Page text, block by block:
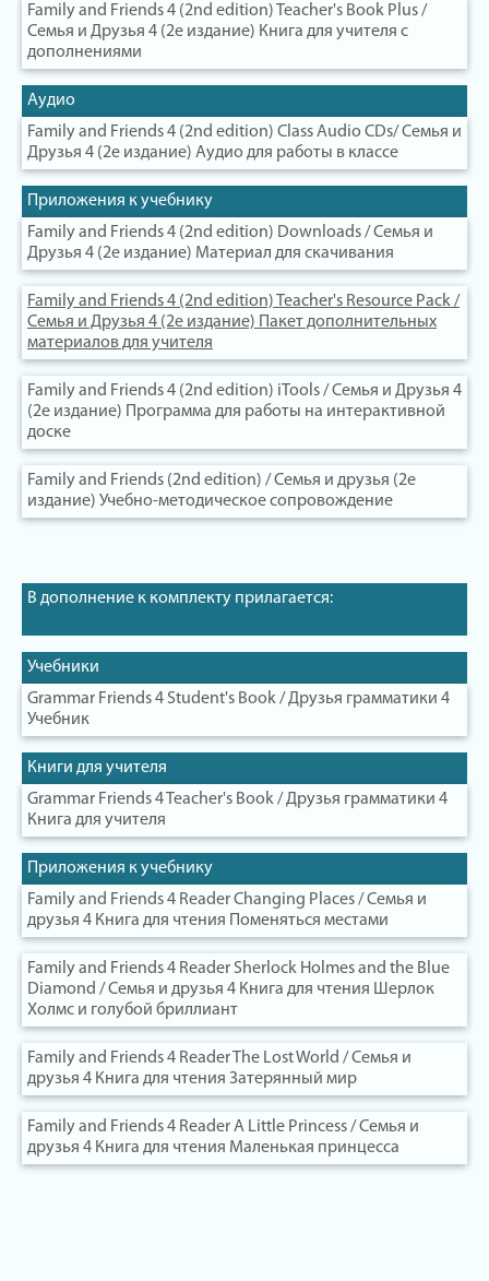
Family and Friends 4 (2nd edition) Teacher's Book Plus /
Семья и Друзья 4 (2е издание) Книга для учителя с
дополнениями
Аудио
Family and Friends 4 (2nd edition) Class Audio CDs/ Семья и
Друзья 4 (2е издание) Аудио для работы в классе
Приложения к учебнику
Family and Friends 4 (2nd edition) Downloads / Семья и
Друзья 4 (2е издание) Материал для скачивания
Family and Friends 4 (2nd edition) Teacher's Resource Pack /
Семья и Друзья 4 (2е издание) Пакет дополнительных
материалов для учителя
Family and Friends 4 (2nd edition) iTools / Семья и Друзья 4
(2е издание) Программа для работы на интерактивной
доске
Family and Friends (2nd edition) / Семья и друзья (2е
издание) Учебно-методическое сопровождение
В дополнение к комплекту прилагается:
Учебники
Grammar Friends 4 Student's Book / Друзья грамматики 4
Учебник
Книги для учителя
Grammar Friends 4 Teacher's Book / Друзья грамматики 4
Книга для учителя
Приложения к учебнику
Family and Friends 4 Reader Changing Places / Семья и
друзья 4 Книга для чтения Поменяться местами
Family and Friends 4 Reader Sherlock Holmes and the Blue
Diamond / Семья и друзья 4 Книга для чтения Шерлок
Холмс и голубой бриллиант
Family and Friends 4 Reader The Lost World / Семья и
друзья 4 Книга для чтения Затерянный мир
Family and Friends 4 Reader A Little Princess / Семья и
друзья 4 Книга для чтения Маленькая принцесса